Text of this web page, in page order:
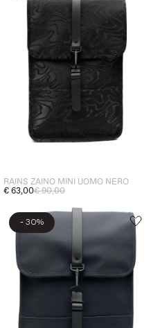
RAINS ZAINO MINI UOMO NERO
€ 63,00€ 90,00
- 30%